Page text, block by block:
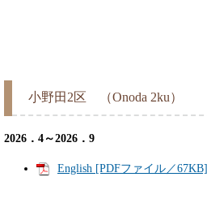
小野田2区 （Onoda 2ku）
2026．4～2026．9
English [PDFファイル／67KB]